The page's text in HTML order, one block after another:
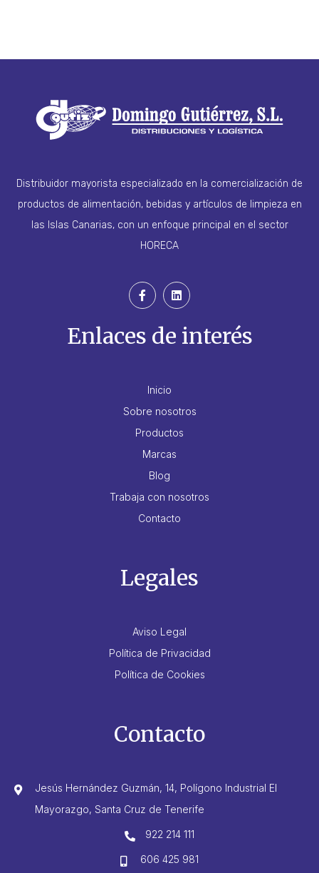
Distribuidor mayorista especializado en la comercialización de
productos de alimentación, bebidas y artículos de limpieza en
las Islas Canarias, con un enfoque principal en el sector
HORECA
Enlaces de interés
Inicio
Sobre nosotros
Productos
Marcas
Blog
Trabaja con nosotros
Contacto
Legales
Aviso Legal
Política de Privacidad
Política de Cookies
Contacto
Jesús Hernández Guzmán, 14, Polígono Industrial El
Mayorazgo, Santa Cruz de Tenerife
922 214 111
606 425 981